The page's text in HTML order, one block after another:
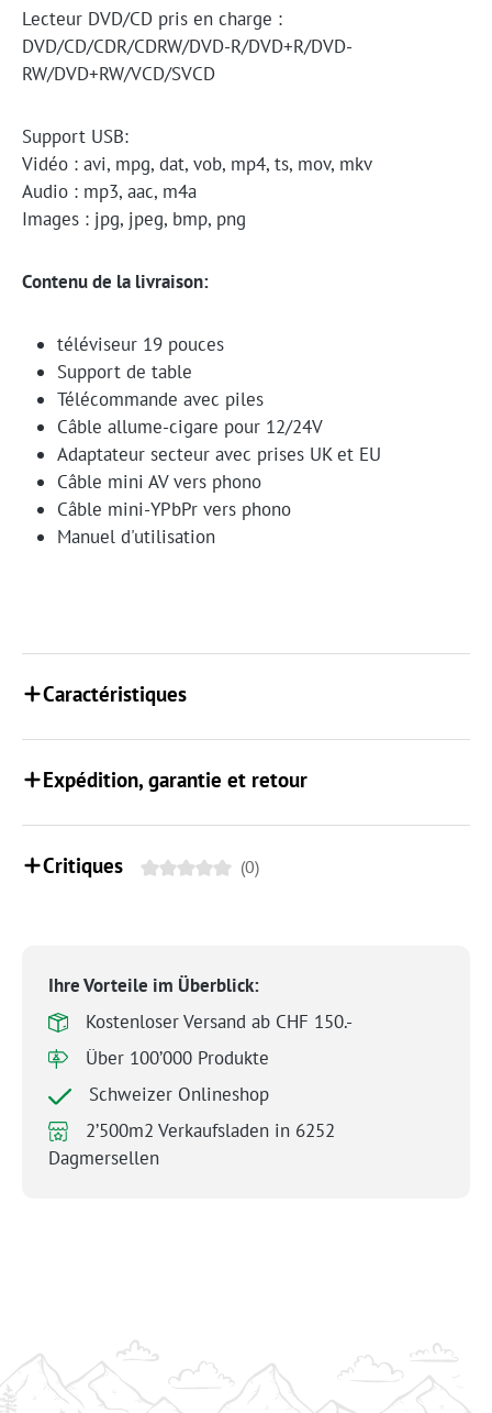
Lecteur DVD/CD pris en charge :
DVD/CD/CDR/CDRW/DVD-R/DVD+R/DVD-
RW/DVD+RW/VCD/SVCD
Support USB:
Vidéo : avi, mpg, dat, vob, mp4, ts, mov, mkv
Audio : mp3, aac, m4a
Images : jpg, jpeg, bmp, png
Contenu de la livraison:
téléviseur 19 pouces
Support de table
Télécommande avec piles
Câble allume-cigare pour 12/24V
Adaptateur secteur avec prises UK et EU
Câble mini AV vers phono
Câble mini-YPbPr vers phono
Manuel d'utilisation
Caractéristiques
Expédition, garantie et retour
Critiques (0)
Ihre Vorteile im Überblick:
Kostenloser Versand ab CHF 150.-
Über 100’000 Produkte
Schweizer Onlineshop
2’500m2 Verkaufsladen in 6252
Dagmersellen